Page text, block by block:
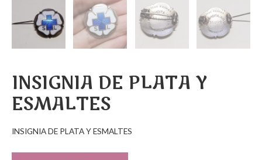
INSIGNIA DE PLATA Y
ESMALTES
INSIGNIA DE PLATA Y ESMALTES